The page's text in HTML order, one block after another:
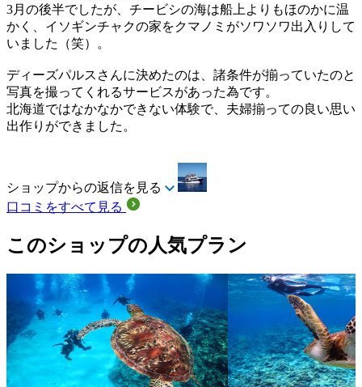
3月の後半でしたが、チービシの海は船上よりもほのかに温
かく、イソギンチャクの家をクマノミがソワソワ出入りして
いました（笑）。
ディーズパルスさんに決めたのは、諸条件が揃っていたのと
写真を撮ってくれるサービスがあった為です。
北海道ではなかなかできない体験で、夫婦揃っての良い思い
出作りができました。
ショップからの返信を見る
口コミをすべて見る
このショップの人気プラン